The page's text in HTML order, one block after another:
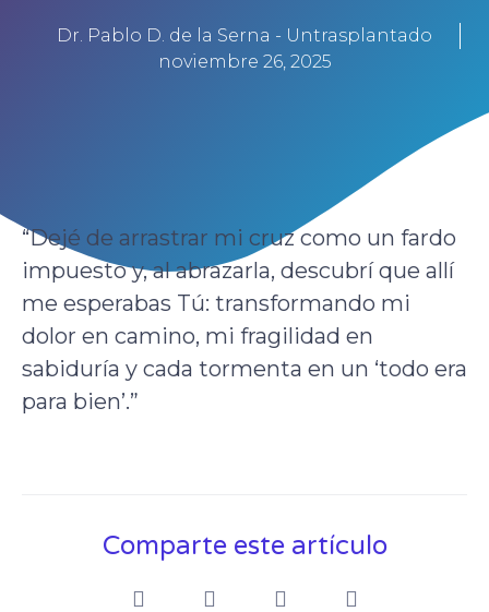
Dr. Pablo D. de la Serna - Untrasplantado
noviembre 26, 2025
“Dejé de arrastrar mi cruz como un fardo
impuesto y, al abrazarla, descubrí que allí
me esperabas Tú: transformando mi
dolor en camino, mi fragilidad en
sabiduría y cada tormenta en un ‘todo era
para bien’.”
Comparte este artículo